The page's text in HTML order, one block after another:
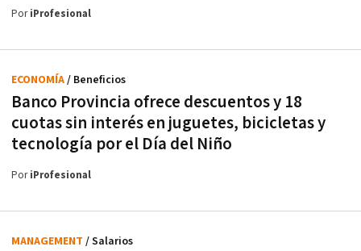
PoriProfesional
Banco Provincia ofrece descuentos y 18
cuotas sin interés en juguetes, bicicletas y
tecnología por el Día del Niño
ECONOMÍA/ Beneficios
PoriProfesional
MANAGEMENT / Salarios